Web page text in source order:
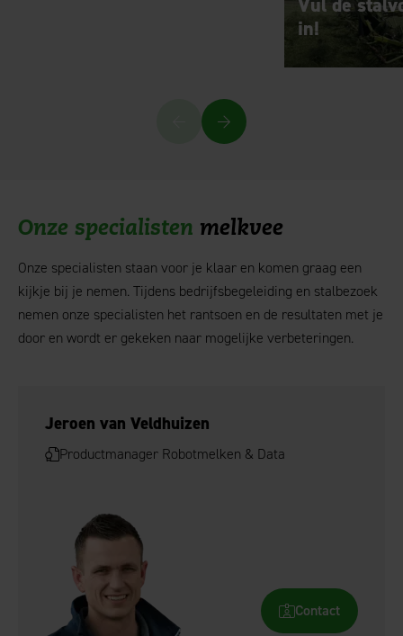
Vul de
in!
Onze specialisten melkvee
Onze specialisten staan voor je klaar en komen graag een
kijkje bij je nemen. Tijdens bedrijfsbegeleiding en stalbezoek
nemen onze specialisten het rantsoen en de resultaten met je
door en wordt er gekeken naar mogelijke verbeteringen.
Jeroen van Veldhuizen
Productmanager Robotmelken & Data
Contact